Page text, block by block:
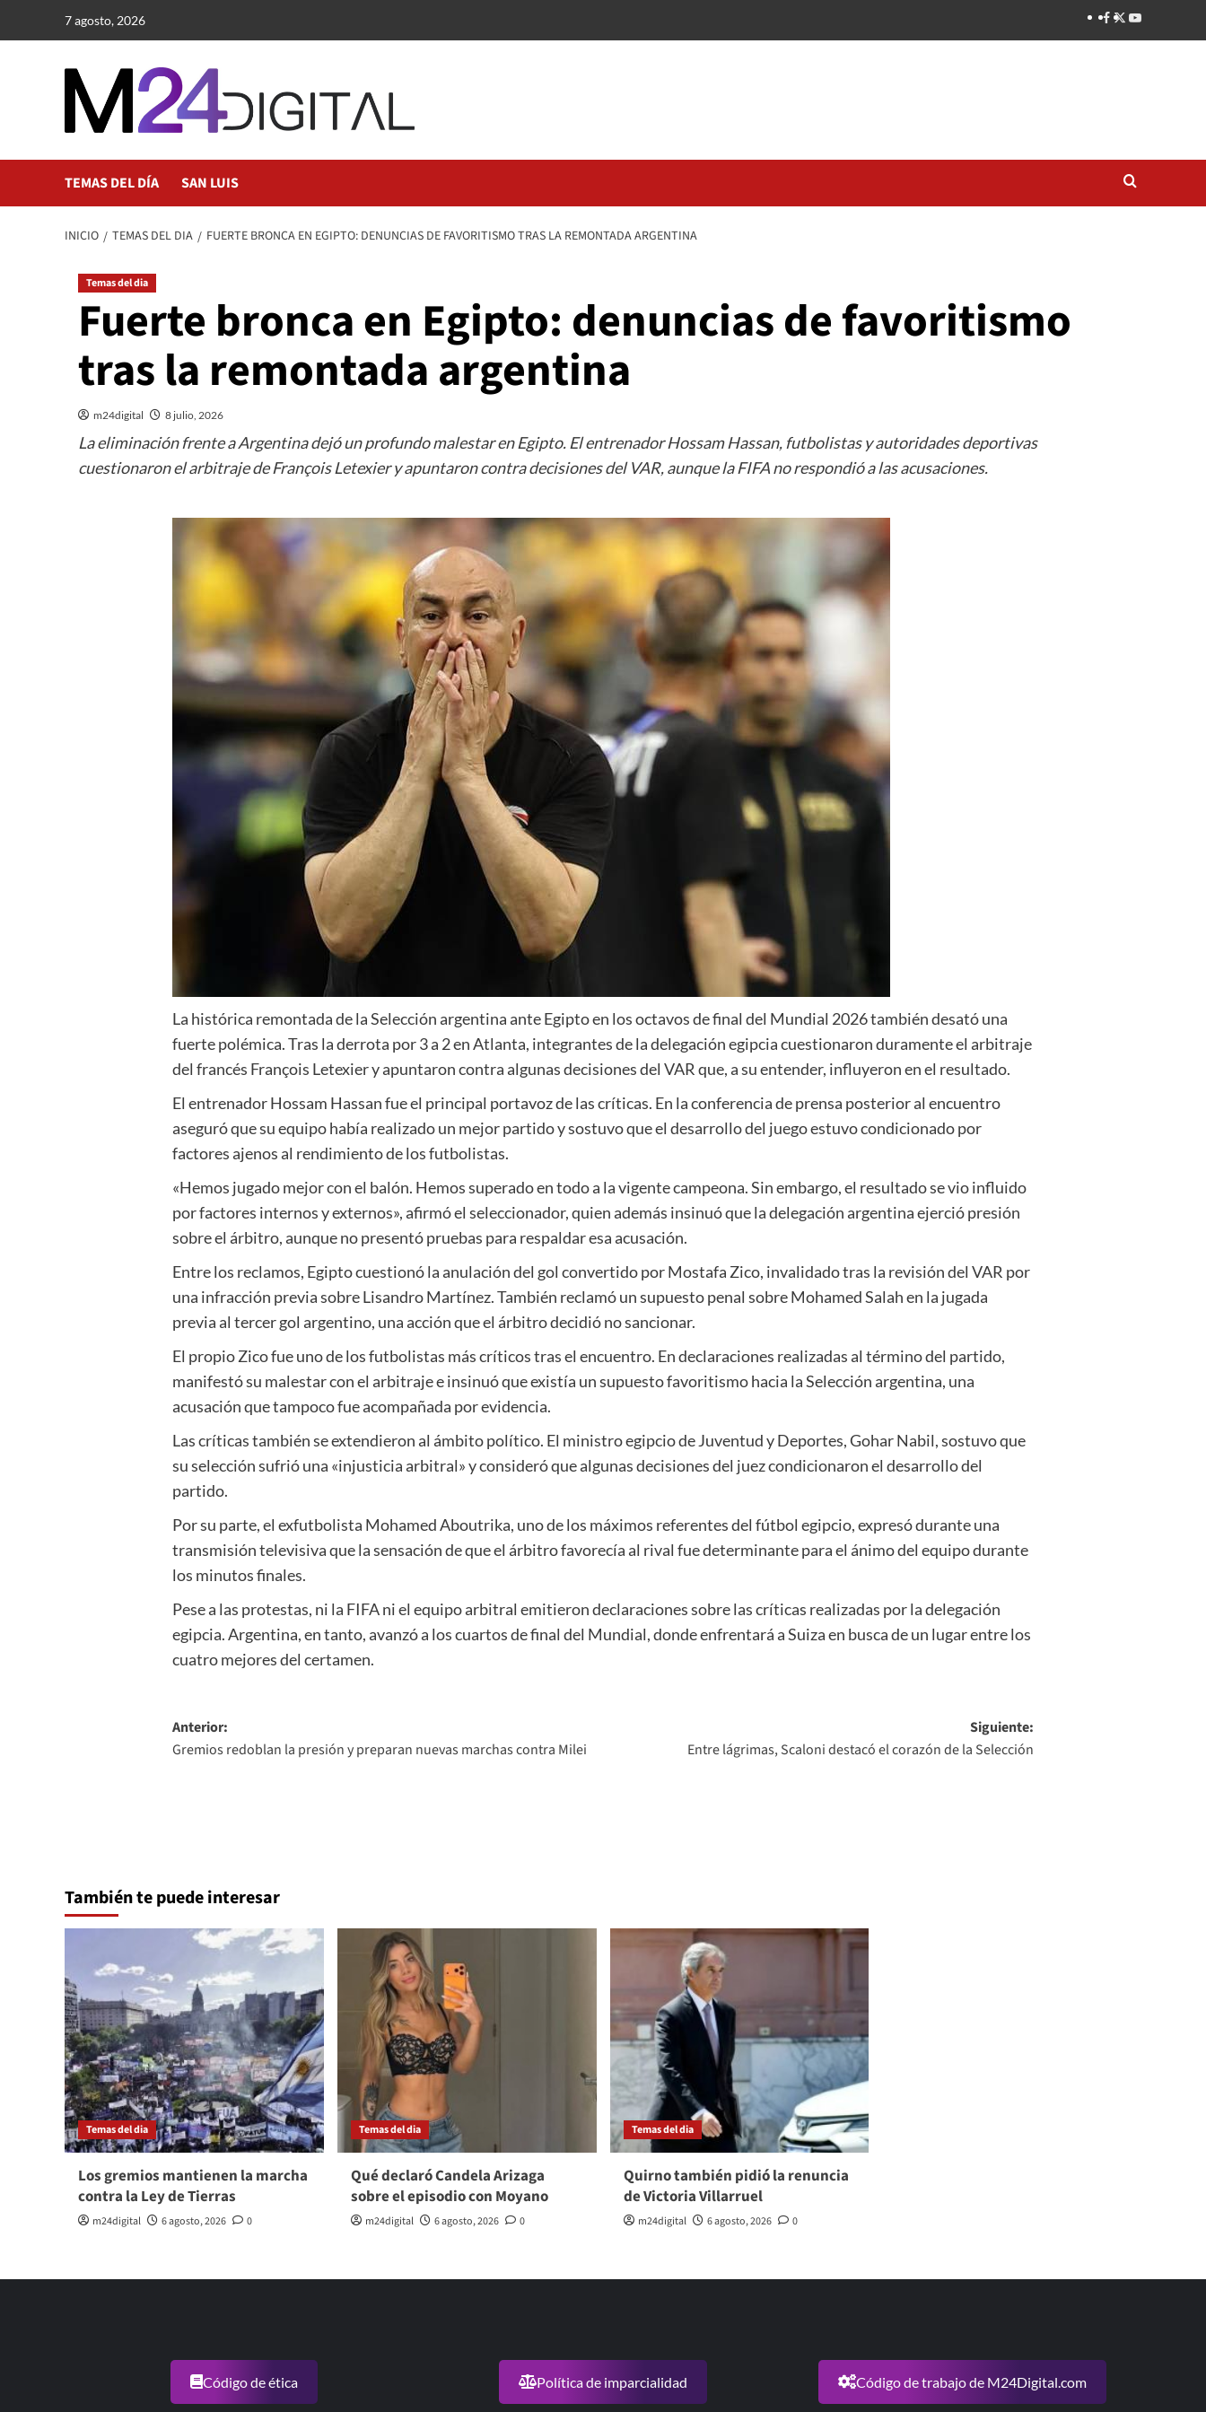
7 agosto, 2026
TEMAS DEL DÍA SAN LUIS
INICIO TEMAS DEL DIA FUERTE BRONCA EN EGIPTO: DENUNCIAS DE FAVORITISMO TRAS LA REMONTADA ARGENTINA
Temas del dia
Fuerte bronca en Egipto: denuncias de favoritismo
tras la remontada argentina
m24digital 8 julio, 2026
La eliminación frente a Argentina dejó un profundo malestar en Egipto. El entrenador Hossam Hassan, futbolistas y autoridades deportivas
cuestionaron el arbitraje de François Letexier y apuntaron contra decisiones del VAR, aunque la FIFA no respondió a las acusaciones.
La histórica remontada de la Selección argentina ante Egipto en los octavos de final del Mundial 2026 también desató una
fuerte polémica. Tras la derrota por 3 a 2 en Atlanta, integrantes de la delegación egipcia cuestionaron duramente el arbitraje
del francés François Letexier y apuntaron contra algunas decisiones del VAR que, a su entender, influyeron en el resultado.
El entrenador Hossam Hassan fue el principal portavoz de las críticas. En la conferencia de prensa posterior al encuentro
aseguró que su equipo había realizado un mejor partido y sostuvo que el desarrollo del juego estuvo condicionado por
factores ajenos al rendimiento de los futbolistas.
«Hemos jugado mejor con el balón. Hemos superado en todo a la vigente campeona. Sin embargo, el resultado se vio influido
por factores internos y externos», afirmó el seleccionador, quien además insinuó que la delegación argentina ejerció presión
sobre el árbitro, aunque no presentó pruebas para respaldar esa acusación.
Entre los reclamos, Egipto cuestionó la anulación del gol convertido por Mostafa Zico, invalidado tras la revisión del VAR por
una infracción previa sobre Lisandro Martínez. También reclamó un supuesto penal sobre Mohamed Salah en la jugada
previa al tercer gol argentino, una acción que el árbitro decidió no sancionar.
El propio Zico fue uno de los futbolistas más críticos tras el encuentro. En declaraciones realizadas al término del partido,
manifestó su malestar con el arbitraje e insinuó que existía un supuesto favoritismo hacia la Selección argentina, una
acusación que tampoco fue acompañada por evidencia.
Las críticas también se extendieron al ámbito político. El ministro egipcio de Juventud y Deportes, Gohar Nabil, sostuvo que
su selección sufrió una «injusticia arbitral» y consideró que algunas decisiones del juez condicionaron el desarrollo del
partido.
Por su parte, el exfutbolista Mohamed Aboutrika, uno de los máximos referentes del fútbol egipcio, expresó durante una
transmisión televisiva que la sensación de que el árbitro favorecía al rival fue determinante para el ánimo del equipo durante
los minutos finales.
Pese a las protestas, ni la FIFA ni el equipo arbitral emitieron declaraciones sobre las críticas realizadas por la delegación
egipcia. Argentina, en tanto, avanzó a los cuartos de final del Mundial, donde enfrentará a Suiza en busca de un lugar entre los
cuatro mejores del certamen.
Navegación
de
Anterior:
Gremios redoblan la presión y preparan nuevas marchas contra Milei
Siguiente:
Entre lágrimas, Scaloni destacó el corazón de la Selección
También te puede interesar
Temas del dia
Los gremios mantienen la marcha
contra la Ley de Tierras
m24digital 6 agosto, 2026 0
Temas del dia
Qué declaró Candela Arizaga
sobre el episodio con Moyano
m24digital 6 agosto, 2026 0
Temas del dia
Quirno también pidió la renuncia
de Victoria Villarruel
m24digital 6 agosto, 2026 0
Código de ética Política de imparcialidad Código de trabajo de M24Digital.com